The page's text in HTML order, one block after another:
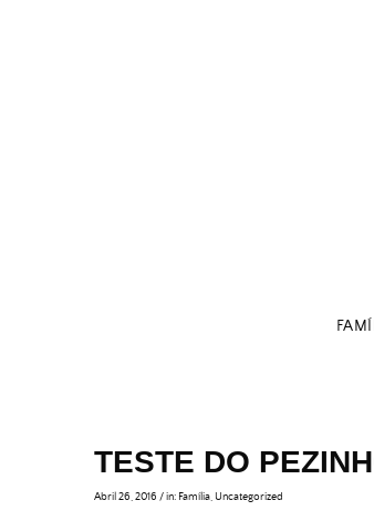
TESTE DO
Abril 26, 2016 /in: Família, Uncategorized